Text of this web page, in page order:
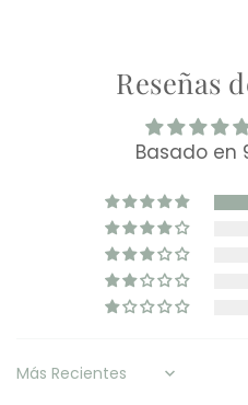
Reseñas
Basado en
Sort by